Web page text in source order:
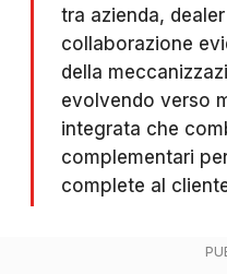
tra azienda,
collaborazione
della
evolvendo verso
integrata che
complementari
complete al